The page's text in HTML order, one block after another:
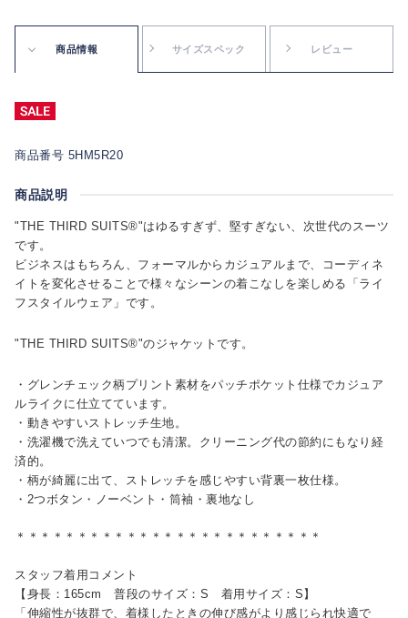
商品情報 サイズスペック レビュー
商品番号 5HM5R20
商品説明
"THE THIRD SUITS®"はゆるすぎず、堅すぎない、次世代のスーツ
です。
ビジネスはもちろん、フォーマルからカジュアルまで、コーディネ
イトを変化させることで様々なシーンの着こなしを楽しめる「ライ
フスタイルウェア」です。
"THE THIRD SUITS®"のジャケットです。
・グレンチェック柄プリント素材をパッチポケット仕様でカジュア
ルライクに仕立てています。
・動きやすいストレッチ生地。
・洗濯機で洗えていつでも清潔。クリーニング代の節約にもなり経
済的。
・柄が綺麗に出て、ストレッチを感じやすい背裏一枚仕様。
・2つボタン・ノーベント・筒袖・裏地なし
＊＊＊＊＊＊＊＊＊＊＊＊＊＊＊＊＊＊＊＊＊＊＊＊＊
スタッフ着用コメント
【身長：165cm 普段のサイズ：S 着用サイズ：S】
「伸縮性が抜群で、着様したときの伸び感がより感じられ快適で